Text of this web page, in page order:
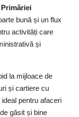
bună și un flux
activități care
și
la mijloace de
și cartiere cu
pentru afaceri
găsit și bine